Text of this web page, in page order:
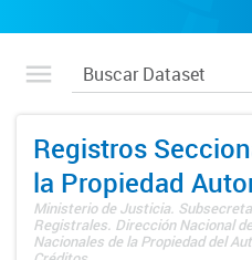
Registros
la Propiedad
Ministerio de Justicia.
Registrales. Dirección Nacional
Nacionales de la Propiedad del